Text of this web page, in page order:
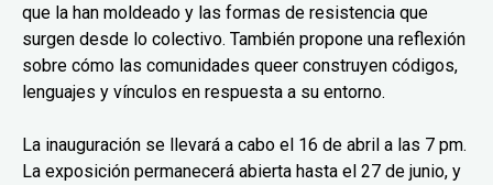
que la han moldeado y las formas de resistencia que
surgen desde lo colectivo. También propone una reflexión
sobre cómo las comunidades queer construyen códigos,
lenguajes y vínculos en respuesta a su entorno.
La inauguración se llevará a cabo el 16 de abril a las 7 pm.
La exposición permanecerá abierta hasta el 27 de junio, y